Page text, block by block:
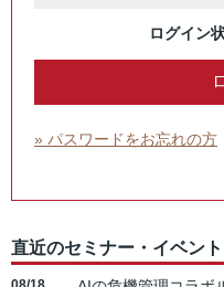
ログイン
» パスワードをお忘れの方
直近のセミナー・イベント